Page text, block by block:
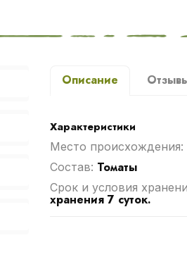
Описание
Характеристики
Место происхождения:
Cостав: Томаты
Срок и условия
хранения 7 суток.